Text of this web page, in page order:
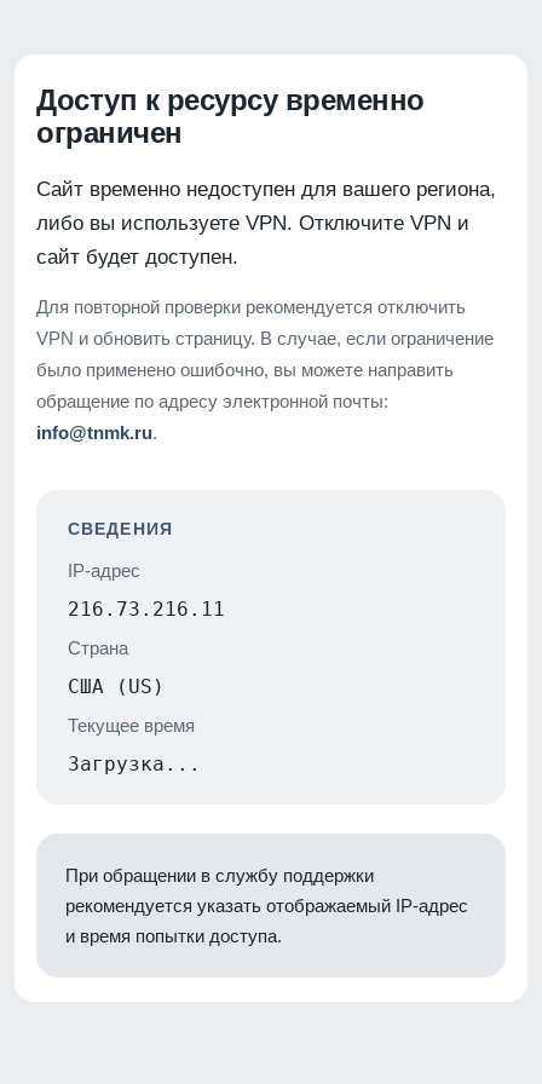
Доступ к ресурсу временно
ограничен
Сайт временно недоступен для вашего региона,
либо вы используете VPN. Отключите VPN и
сайт будет доступен.
Для повторной проверки рекомендуется отключить
VPN и обновить страницу. В случае, если ограничение
было применено ошибочно, вы можете направить
обращение по адресу электронной почты:
info@tnmk.ru.
СВЕДЕНИЯ
IP-адрес
216.73.216.11
Страна
США (US)
Текущее время
Загрузка...
При обращении в службу поддержки
рекомендуется указать отображаемый IP-адрес
и время попытки доступа.